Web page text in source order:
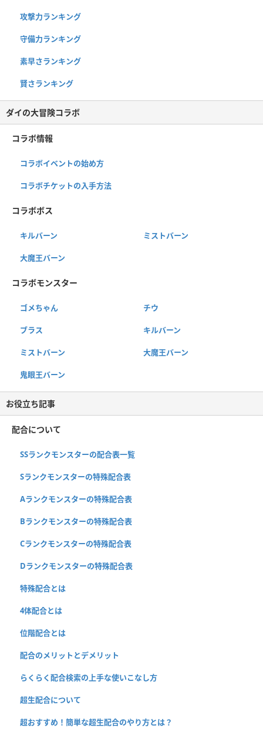
攻撃力ランキング
守備力ランキング
素早さランキング
賢さランキング
ダイの大冒険コラボ
コラボ情報
コラボイベントの始め方
コラボチケットの入手方法
コラボボス
キルバーン ミストバーン
大魔王バーン
コラボモンスター
ゴメちゃん チウ
ブラス キルバーン
ミストバーン 大魔王バーン
鬼眼王バーン
お役立ち記事
配合について
SSランクモンスターの配合表一覧
Sランクモンスターの特殊配合表
Aランクモンスターの特殊配合表
Bランクモンスターの特殊配合表
Cランクモンスターの特殊配合表
Dランクモンスターの特殊配合表
特殊配合とは
4体配合とは
位階配合とは
配合のメリットとデメリット
らくらく配合検索の上手な使いこなし方
超生配合について
超おすすめ！簡単な超生配合のやり方とは？